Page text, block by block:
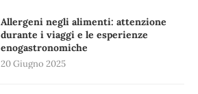
Allergeni negli alimenti: attenzione
durante i viaggi e le esperienze
enogastronomiche
20 Giugno 2025